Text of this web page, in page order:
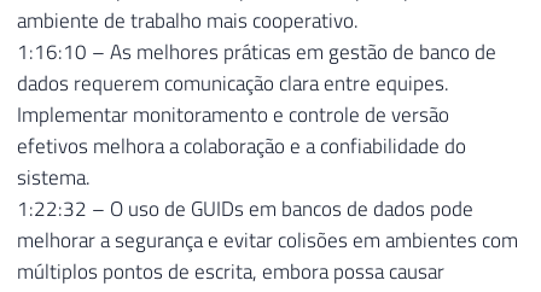
ambiente de trabalho mais cooperativo.
1:16:10 – As melhores práticas em gestão de banco de
dados requerem comunicação clara entre equipes.
Implementar monitoramento e controle de versão
efetivos melhora a colaboração e a confiabilidade do
sistema.
1:22:32 – O uso de GUIDs em bancos de dados pode
melhorar a segurança e evitar colisões em ambientes com
múltiplos pontos de escrita, embora possa causar